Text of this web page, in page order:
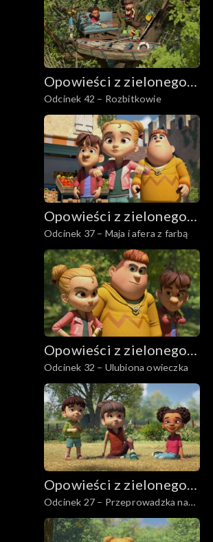
Opowieści z zielonego
lasu
Odcinek 42 – Rozbitkowie
Opowieści z zielonego
lasu
Odcinek 37 – Maja i afera z farbą
Opowieści z zielonego
lasu
Odcinek 32 – Ulubiona owieczka
Opowieści z zielonego
lasu
Odcinek 27 – Przeprowadzka na
wieś, część 1